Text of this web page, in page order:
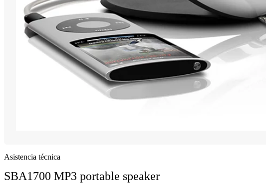
Asistencia técnica
SBA1700 MP3 portable speaker